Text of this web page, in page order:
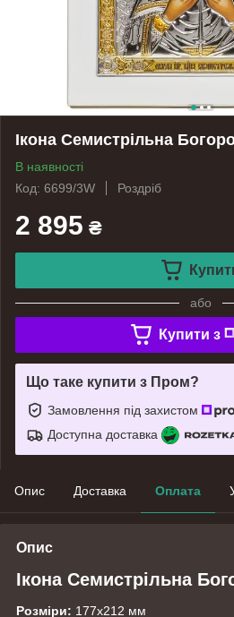
Ікона Семистрільна
В наявності
Код: 6699/3W
Роздріб
2 895 ₴
або
Купити з
Що таке купити з Пром?
Замовлення під захистом
Доступна доставка
Опис Доставка Оплата
Опис
Ікона Семистрільна
Розміри: 177x212 мм